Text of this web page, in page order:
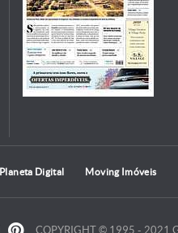
Planeta Digital Moving Imóveis
COPYRIGHT © 1995 - 2021